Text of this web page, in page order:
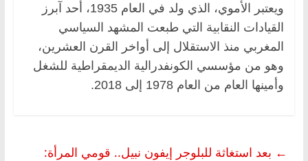
ويعتبر الأموي، الذي ولد في العام 1935، أحد آبرز
القيادات النقابية التي طبعت المشهد السياسي
المغربي منذ الاستقلال إلى أواخر القرن العشرين،
وهو من مؤسسي الكونفدرالية الديمقراطية للشغل
وأمينها العام من العام 1978 إلى 2018.
← بعد استغاثة للبلوجر إيفون نبيل.. قومي المرأة: